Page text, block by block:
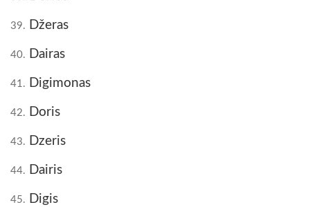
39. Džeras
40. Dairas
41. Digimonas
42. Doris
43. Dzeris
44. Dairis
45. Digis